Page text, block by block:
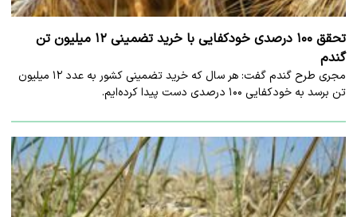
تحقق ۱۰۰ درصدی خودکفایی با خرید تضمینی ۱۲ میلیون تن
گندم
مجری طرح گندم گفت: هر سال که خرید تضمینی کشور به عدد ۱۲ میلیون
تن برسد به خودکفایی ۱۰۰ درصدی دست پیدا کرده‌ایم.